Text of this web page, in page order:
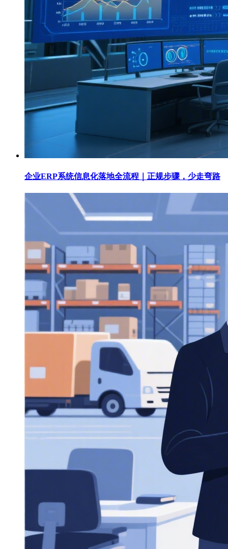
企业ERP系统信息化落地全流程｜正规步骤，少走弯路